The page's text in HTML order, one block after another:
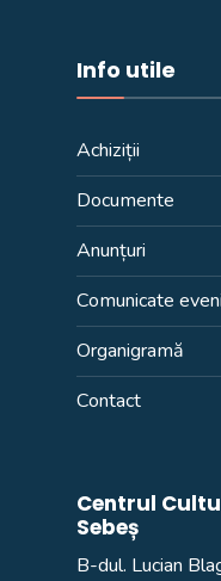
Info utile
Achiziții
Documente
Anunțuri
Comunicate
Organigramă
Contact
Centrul
Sebeș
B-dul. Lucian